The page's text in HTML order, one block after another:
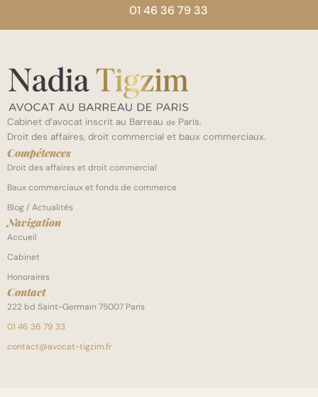
01 46 36 79 33
Cabinet d’avocat inscrit au Barreau de Paris.
Droit des affaires, droit commercial et baux commerciaux.
Compétences
Droit des affaires et droit commercial
Baux commerciaux et fonds de commerce
Blog / Actualités
Navigation
Accueil
Cabinet
Honoraires
Contact
222 bd Saint-Germain 75007 Paris
01 46 36 79 33
contact@avocat-tigzim.fr